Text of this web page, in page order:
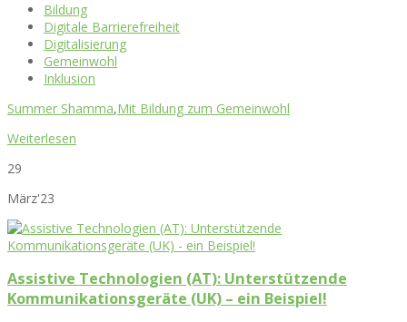
Bildung
Digitale Barrierefreiheit
Digitalisierung
Gemeinwohl
Inklusion
Summer Shamma,Mit Bildung zum Gemeinwohl
Weiterlesen
29
März'23
Assistive Technologien (AT): Unterstützende
Kommunikationsgeräte (UK) – ein Beispiel!